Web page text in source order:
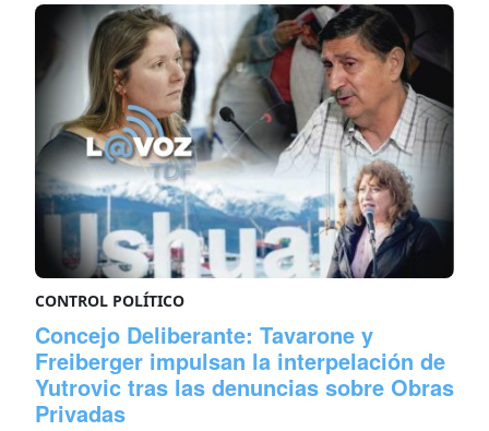
CONTROL POLÍTICO
Concejo Deliberante: Tavarone y
Freiberger impulsan la interpelación de
Yutrovic tras las denuncias sobre Obras
Privadas